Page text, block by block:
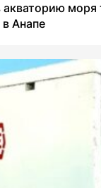
акваторию моря
в Анапе